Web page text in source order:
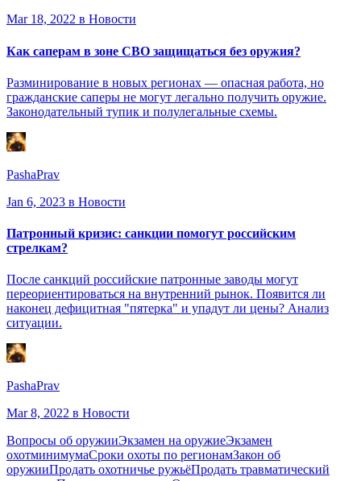
Mar 18, 2022 в Новости
Как саперам в зоне СВО защищаться без оружия?
Разминирование в новых регионах — опасная работа, но
гражданские саперы не могут легально получить оружие.
Законодательный тупик и полулегальные схемы.
PashaPrav
Jan 6, 2023 в Новости
Патронный кризис: санкции помогут российским
стрелкам?
После санкций российские патронные заводы могут
переориентироваться на внутренний рынок. Появится ли
наконец дефицитная "пятерка" и упадут ли цены? Анализ
ситуации.
PashaPrav
Mar 8, 2022 в Новости
Вопросы об оружииЭкзамен на оружиеЭкзамен
охотминимумаСроки охоты по регионамЗакон об
оружииПродать охотничье ружьёПродать травматический